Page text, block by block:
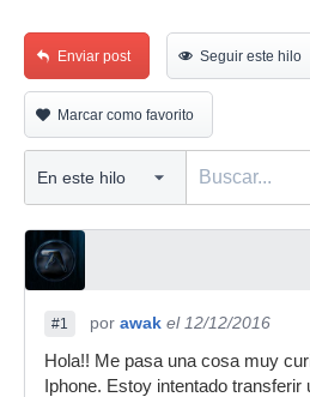
Enviar post Seguir este hilo
Marcar como favorito
#1 por awak el 12/12/2016
Hola!! Me pasa una cosa muy
Iphone. Estoy intentado transferir